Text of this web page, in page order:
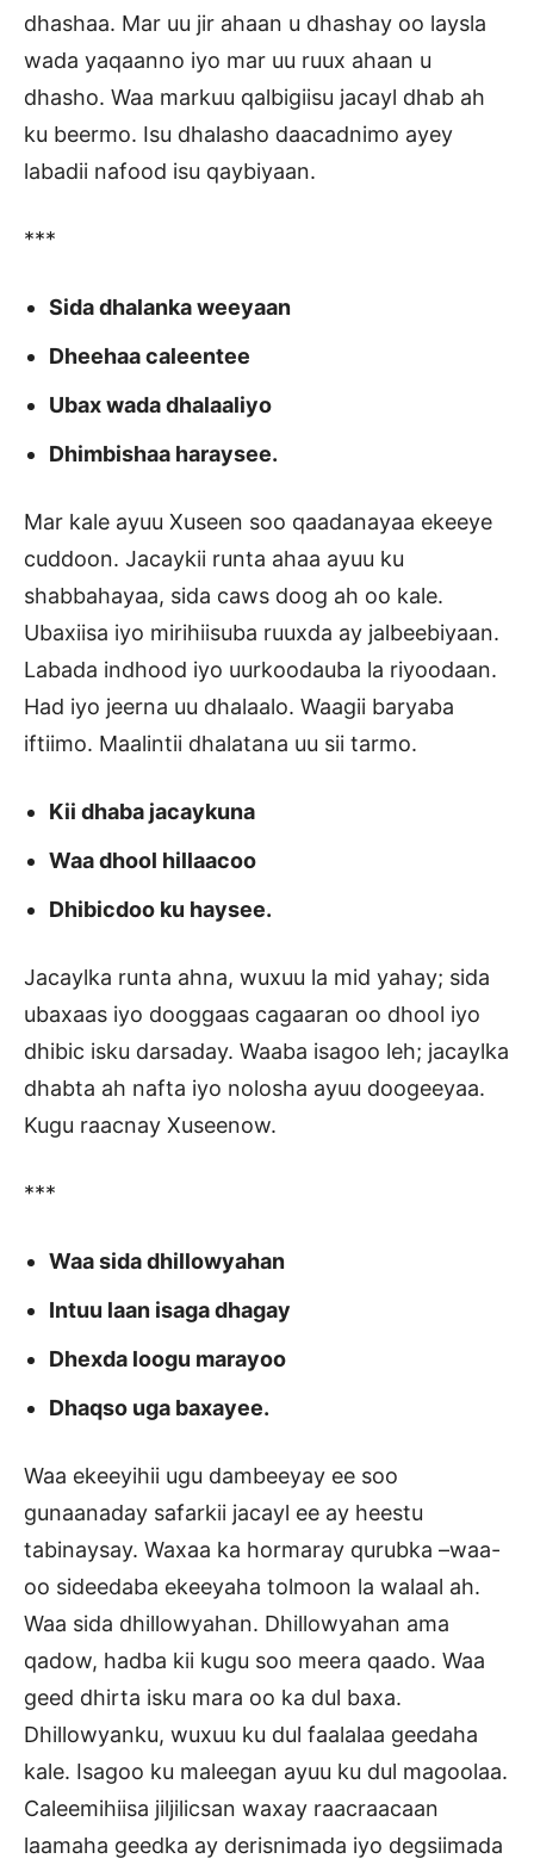
dhashaa. Mar uu jir ahaan u dhashay oo laysla
wada yaqaanno iyo mar uu ruux ahaan u
dhasho. Waa markuu qalbigiisu jacayl dhab ah
ku beermo. Isu dhalasho daacadnimo ayey
labadii nafood isu qaybiyaan.
***
Sida dhalanka weeyaan
Dheehaa caleentee
Ubax wada dhalaaliyo
Dhimbishaa haraysee.
Mar kale ayuu Xuseen soo qaadanayaa ekeeye
cuddoon. Jacaykii runta ahaa ayuu ku
shabbahayaa, sida caws doog ah oo kale.
Ubaxiisa iyo mirihiisuba ruuxda ay jalbeebiyaan.
Labada indhood iyo uurkoodauba la riyoodaan.
Had iyo jeerna uu dhalaalo. Waagii baryaba
iftiimo. Maalintii dhalatana uu sii tarmo.
Kii dhaba jacaykuna
Waa dhool hillaacoo
Dhibicdoo ku haysee.
Jacaylka runta ahna, wuxuu la mid yahay; sida
ubaxaas iyo dooggaas cagaaran oo dhool iyo
dhibic isku darsaday. Waaba isagoo leh; jacaylka
dhabta ah nafta iyo nolosha ayuu doogeeyaa.
Kugu raacnay Xuseenow.
***
Waa sida dhillowyahan
Intuu laan isaga dhagay
Dhexda loogu marayoo
Dhaqso uga baxayee.
Waa ekeeyihii ugu dambeeyay ee soo
gunaanaday safarkii jacayl ee ay heestu
tabinaysay. Waxaa ka hormaray qurubka –waa-
oo sideedaba ekeeyaha tolmoon la walaal ah.
Waa sida dhillowyahan. Dhillowyahan ama
qadow, hadba kii kugu soo meera qaado. Waa
geed dhirta isku mara oo ka dul baxa.
Dhillowyanku, wuxuu ku dul faalalaa geedaha
kale. Isagoo ku maleegan ayuu ku dul magoolaa.
Caleemihiisa jiljilicsan waxay raacraacaan
laamaha geedka ay derisnimada iyo degsiimada